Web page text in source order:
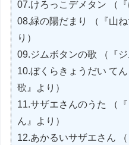
07.けろっこデメタン （
08.緑の陽だまり （『山
り）
09.ジムボタンの歌 （『ジ
10.ぼくらきょうだい て
歌』より）
11.サザエさんのうた （
ん』より）
12.あかるいサザエさん